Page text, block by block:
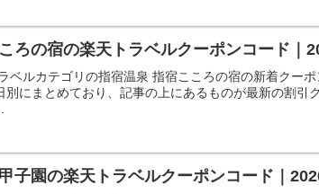
ろの宿の楽天トラベルクーポンコード｜
ベルカテゴリの指宿温泉 指宿こころの宿の新着クー
別にまとめており、記事の上にあるものが最新の割引
子園の楽天トラベルクーポンコード｜